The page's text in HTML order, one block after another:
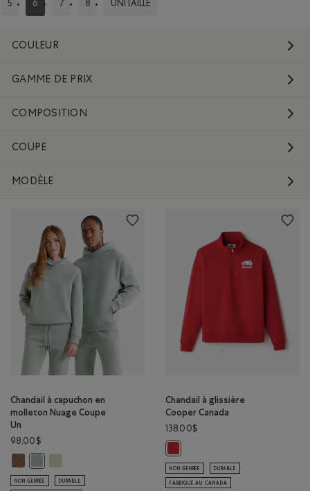
5 6 7 8 UNITAILLE
COULEUR
GAMME DE PRIX
COMPOSITION
COUPE
MODÈLE
Chandail à capuchon en
molleton Nuage Coupe
Un
98,00$
Chandail à capuchon en molleton Nuage Coupe Un: MÉLANGE BOIS
Chandail à capuchon en molleton Nuage Coupe Un:
NON GENRÉE DURABLE
Chandail à glissière
Cooper Canada
138,00$
NON GENRÉE DURABLE
FABRIQUÉ AU CANADA